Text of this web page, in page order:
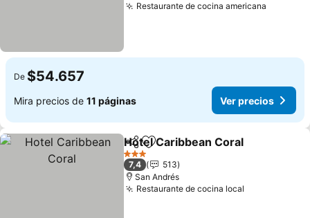
Restaurante de cocina americana
De $54.657
Mira precios de 11 páginas Ver precios
CompartirAgregar a favoritos
Hotel Caribbean Coral
3 Estrellas
7,4
513
San Andrés
Restaurante de cocina local